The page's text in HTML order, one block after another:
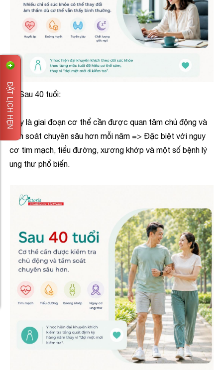
⚠️ Sau 40 tuổi:
Đây là giai đoạn cơ thể cần được quan tâm chủ động và
tầm soát chuyên sâu hơn mỗi năm => Đặc biệt với nguy
cơ tim mạch, tiểu đường, xương khớp và một số bệnh lý
ung thư phổ biến.
ĐẶT LỊCH HẸN